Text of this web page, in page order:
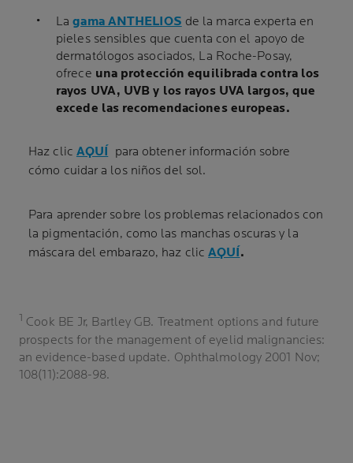
Lagama ANTHELIOS de la marca experta en
pieles sensibles que cuenta con el apoyo de
dermatólogos asociados, La Roche-Posay,
ofrece una protección equilibrada contra los
rayos UVA, UVB y los rayos UVA largos, que
excede las recomendaciones europeas.
Haz clic AQUÍ para obtener información sobre
cómo cuidar a los niños del sol.
Para aprender sobre los problemas relacionados con
la pigmentación, como las manchas oscuras y la
máscara del embarazo, haz clicAQUÍ.
1 Cook BE Jr, Bartley GB. Treatment options and future
prospects for the management of eyelid malignancies:
an evidence-based update. Ophthalmology 2001 Nov;
108(11):2088-98.